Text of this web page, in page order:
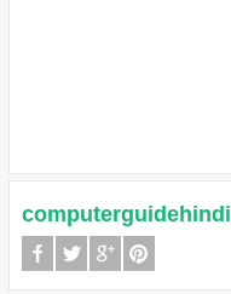
computerguidehindi